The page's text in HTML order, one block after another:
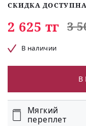
СКИДКА
2 625 тг 3
В наличии
В
Мягкий
переплет